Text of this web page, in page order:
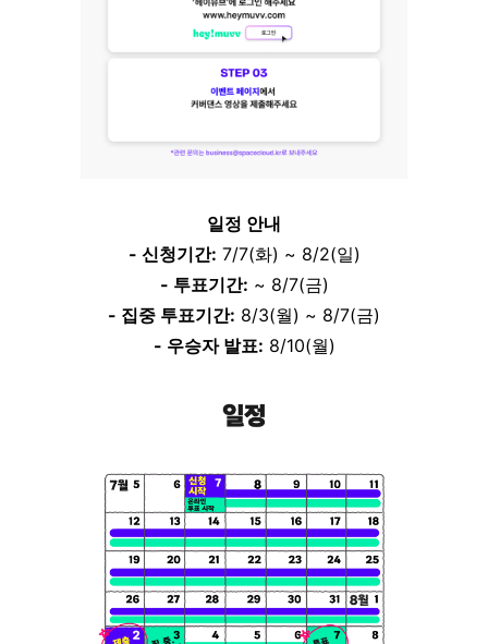
일정 안내
- 신청기간: 7/7(화) ~ 8/2(일)
- 투표기간: ~ 8/7(금)
- 집중 투표기간: 8/3(월) ~ 8/7(금)
- 우승자 발표: 8/10(월)